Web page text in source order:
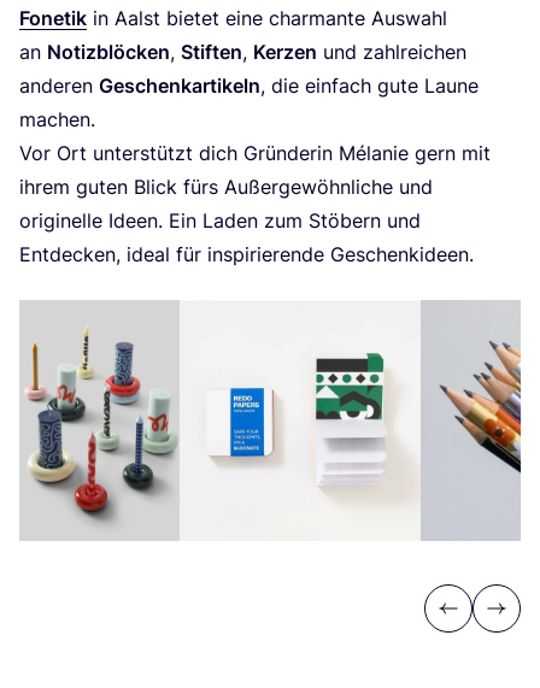
Fone­tik in Aalst bie­tet eine char­man­te Aus­wahl
an Notiz­blö­cken, Stif­ten, Ker­zen und zahl­rei­chen
ande­ren Geschenk­ar­ti­keln, die ein­fach gute Lau­ne
machen.
Vor Ort unter­stützt dich Grün­de­rin Méla­nie gern mit
ihrem guten Blick fürs Außer­ge­wöhn­li­che und
ori­gi­nel­le Ideen. Ein Laden zum Stö­bern und
Ent­de­cken, ide­al für inspi­rie­ren­de Geschenkideen.
Previous
Next